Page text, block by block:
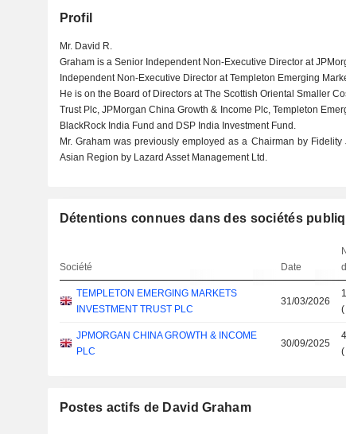
Profil
Mr. David R.
Graham is a Senior Independent Non-Executive Director at
Independent Non-Executive Director at Templeton Emerging
He is on the Board of Directors at The Scottish Oriental Smaller
Trust Plc, JPMorgan China Growth & Income Plc, Templeton
BlackRock India Fund and DSP India Investment Fund.
Mr. Graham was previously employed as a Chairman by
Asian Region by Lazard Asset Management Ltd.
Détentions connues dans des sociétés
Société Date
TEMPLETON EMERGING MARKETS
INVESTMENT TRUST PLC
31/03/2026
JPMORGAN CHINA GROWTH & INCOME
PLC
30/09/2025
Postes actifs de David Graham